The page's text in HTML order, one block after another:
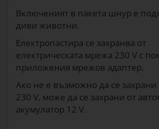
Включеният в пакета шнур е
диви животни.
Електропастира се захранва от
електрическата мрежа 230 V с
приложения мрежов адаптер.
Ако не е възможно да се захрани
230 V, може да се захрани от
акумулатор 12 V.